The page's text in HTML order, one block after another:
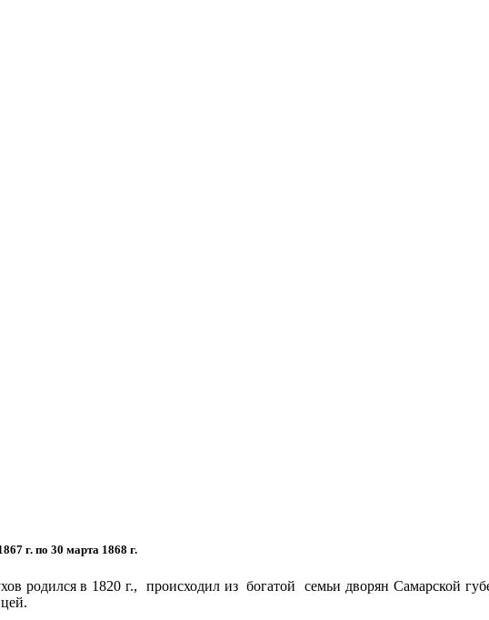
г. по 30 марта 1868 г.
родился в 1820 г., происходил из богатой семьи дворян Самарской